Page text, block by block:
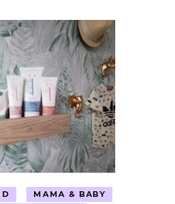
MAMA & BABY